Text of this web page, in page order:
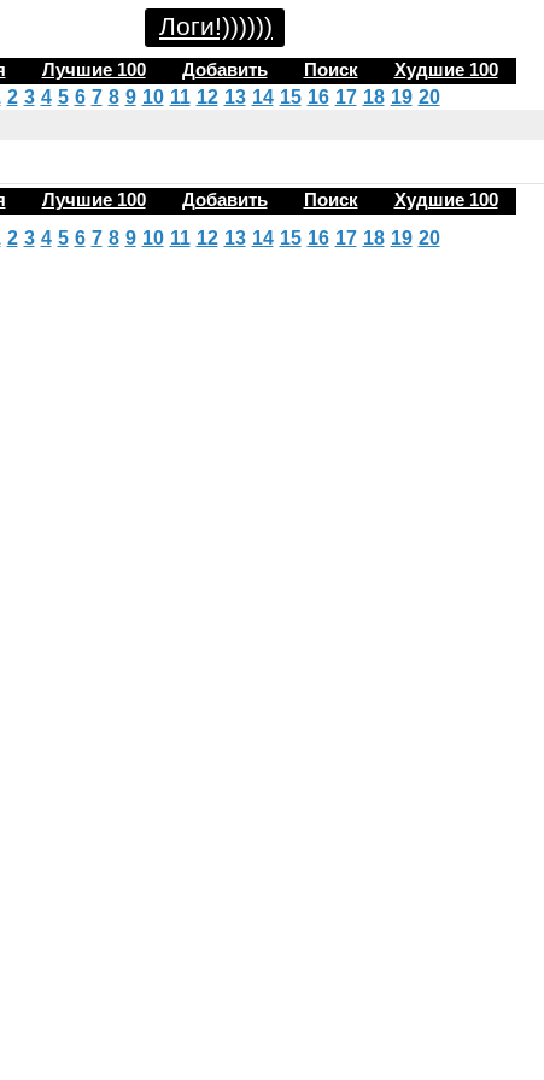
Логи!))))))
Лучшие 100 Добавить Поиск Худшие 100
2 3 4 5 6 7 8 9 10 11 12 13 14 15 16 17 18 19 20
Лучшие 100 Добавить Поиск Худшие 100
2 3 4 5 6 7 8 9 10 11 12 13 14 15 16 17 18 19 20